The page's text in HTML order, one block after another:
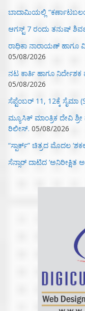
ಬಾದಾಮಿಯಲ್ಲಿ
ಆಗಸ್ಟ್ 7 ರಂದು ತನುಷ್
ರಾಧಿಕಾ ನಾರಾಯಣ್
05/08/2026
ನಟ ಕಾರ್ತಿ ಹಾಗೂ
05/08/2026
ಸೆಪ್ಟೆಂಬರ್ 11, 12ಕ್ಕೆ ಸೈಮಾ
ಮ್ಯೂಸಿಕ್‌ ಮಾಂತ್ರಿಕ ದೇವಿ
ರಿಲೀಸ್. 05/08/2026
“ಸ್ಪಾರ್ಕ್” ಚಿತ್ರದ ಮೊದಲ‌
ಸೆನ್ಸಾರ್ ದಾಟಿದ ‘ಅನಿರೀಕ್ಷಿತ